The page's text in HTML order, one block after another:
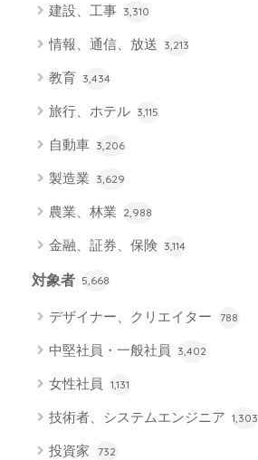
建設、工事 3,310
情報、通信、放送 3,213
教育 3,434
旅行、ホテル 3,115
自動車 3,206
製造業 3,629
農業、林業 2,988
金融、証券、保険 3,114
対象者 5,668
デザイナー、クリエイター 788
中堅社員・一般社員 3,402
女性社員 1,131
技術者、システムエンジニア 1,303
投資家 732